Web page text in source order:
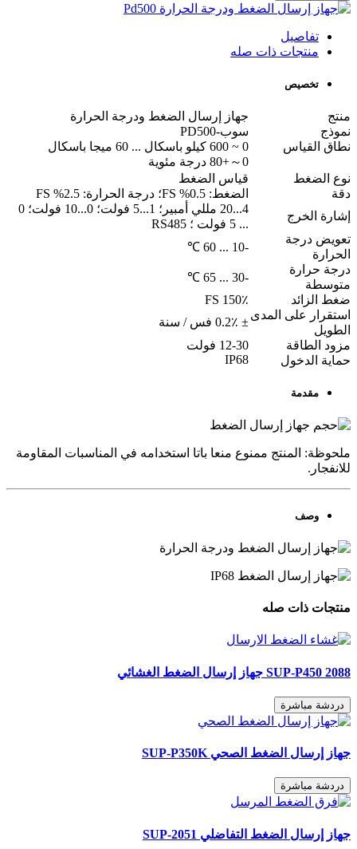
تفاصيل
منتجات ذات صله
تخصيص
منتج
جهاز إرسال الضغط ودرجة الحرارة
نموذج
سوب-PD500
نطاق القياس
0 ~ 600 كيلو باسكال ... 60 ميجا باسكال
0～+80 درجة مئوية
نوع الضغط
قياس الضغط
دقة
الضغط: 0.5% FS؛ درجة الحرارة: 2.5% FS
إشارة الخرج
4...20 مللي أمبير؛ 1...5 فولت؛ 0...10 فولت؛ 0
... 5 فولت ؛ RS485
تعويض درجة
الحرارة
-10 ... 60 ℃
درجة حرارة
متوسطة
-30 ... 65 ℃
ضغط الزائد
150٪ FS
استقرار على المدى
الطويل
± 0.2٪ فس / سنة
مزود الطاقة
12-30 فولت
حماية الدخول
IP68
مقدمة
ملحوظة: المنتج ممنوع منعا باتا استخدامه في المناسبات المقاومة
للانفجار.
وصف
منتجات ذات صله
SUP-P450 2088 جهاز إرسال الضغط الغشائي
دردشة مباشرة
جهاز إرسال الضغط الصحي SUP-P350K
دردشة مباشرة
جهاز إرسال الضغط التفاضلي SUP-2051